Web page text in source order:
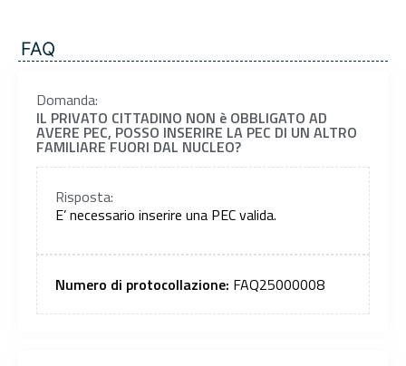
FAQ
Domanda:
IL PRIVATO CITTADINO NON è OBBLIGATO AD
AVERE PEC, POSSO INSERIRE LA PEC DI UN ALTRO
FAMILIARE FUORI DAL NUCLEO?
Risposta:
E’ necessario inserire una PEC valida.
Numero di protocollazione: FAQ25000008